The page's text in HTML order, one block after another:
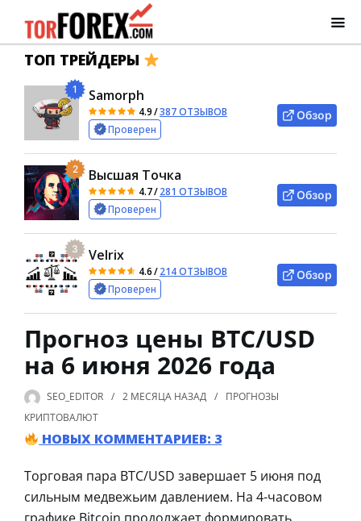
ТОП ТРЕЙДЕРЫ
1 Samorph
4.9/387 ОТЗЫВОВ
Проверен
Обзор
2 Высшая Точка
4.7/281 ОТЗЫВОВ
Проверен
Обзор
3 Velrix
4.6/214 ОТЗЫВОВ
Проверен
Обзор
Прогноз цены BTC/USD
на 6 июня 2026 года
SEO_EDITOR 2 МЕСЯЦА НАЗАД
ПРОГНОЗЫ
КРИПТОВАЛЮТ
НОВЫХ КОММЕНТАРИЕВ: 3
Торговая пара BTC/USD завершает 5 июня под
сильным медвежьим давлением. На 4-часовом